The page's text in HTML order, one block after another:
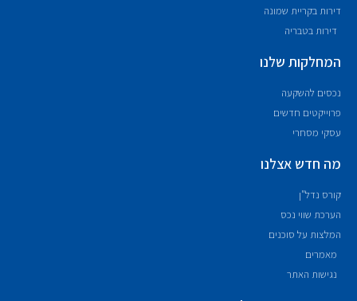
דירות בקריית שמונה
דירות בטבריה
המחלקות שלנו
נכסים להשקעה
פרוייקטים חדשים
עסקי מסחרי
מה חדש אצלנו
קורס נדל"ן
הערכת שווי נכס
המלצות על סוכנים
מאמרים
נגישות האתר